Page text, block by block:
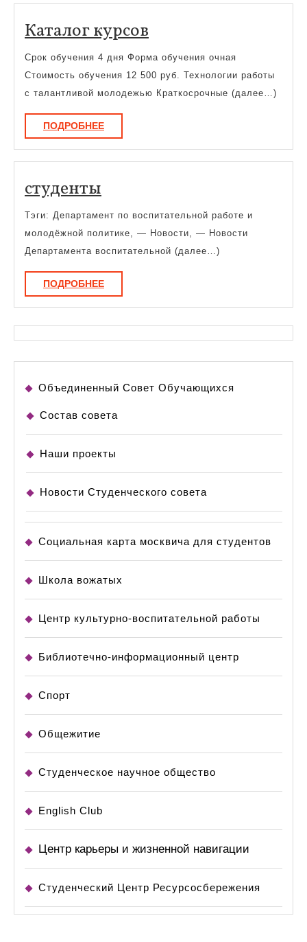
Каталог курсовКаталог
курсов
Срок обучения 4 дня Форма обучения очная
Стоимость обучения 12 500 руб. Технологии работы
с талантливой молодежью Краткосрочные (далее…)
ПОДРОБНЕЕПОДРОБНЕЕ
студенты
Тэги: Департамент по воспитательной работе и
молодёжной политике, — Новости, — Новости
Департамента воспитательной (далее…)
ПОДРОБНЕЕПОДРОБНЕЕ
Объединенный Совет Обучающихся
Состав совета
Наши проекты
Новости Студенческого совета
Социальная карта москвича для студентов
Школа вожатых
Центр культурно-воспитательной работы
Библиотечно-информационный центр
Спорт
Общежитие
Студенческое научное общество
English Club
Центр карьеры и жизненной навигации
Студенческий Центр Ресурсосбережения